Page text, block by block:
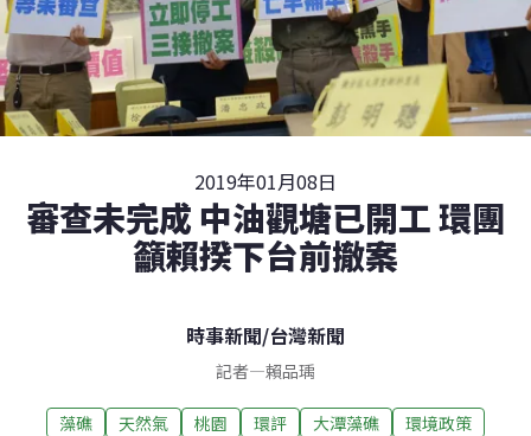
2019年01月08日
審查未完成 中油觀塘已開工 環團
籲賴揆下台前撤案
時事新聞/台灣新聞
記者—賴品瑀
藻礁 天然氣 桃園 環評 大潭藻礁 環境政策